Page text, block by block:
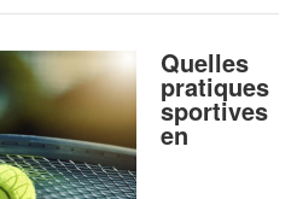
Quelles
pratiques
sportives
en